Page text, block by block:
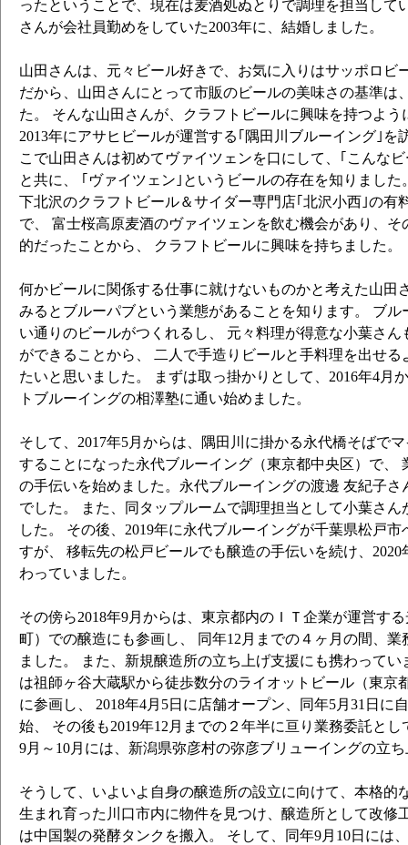
ったということで、現在は麦酒処ぬとりで調理を担当して
さんが会社員勤めをしていた2003年に、結婚しました。
山田さんは、元々ビール好きで、お気に入りはサッポロビ
だから、山田さんにとって市販のビールの美味さの基準は
た。 そんな山田さんが、クラフトビールに興味を持つよう
2013年にアサヒビールが運営する｢隅田川ブルーイング｣を
こで山田さんは初めてヴァイツェンを口にして、｢こんな
と共に、 ｢ヴァイツェン｣というビールの存在を知りまし
下北沢のクラフトビール＆サイダー専門店｢北沢小西｣の有
で、 富士桜高原麦酒のヴァイツェンを飲む機会があり、
的だったことから、 クラフトビールに興味を持ちました。
何かビールに関係する仕事に就けないものかと考えた山田
みるとブルーパブという業態があることを知ります。 ブル
い通りのビールがつくれるし、 元々料理が得意な小葉さ
ができることから、 二人で手造りビールと手料理を出せ
たいと思いました。 まずは取っ掛かりとして、2016年4月
トブルーイングの相澤塾に通い始めました。
そして、2017年5月からは、隅田川に掛かる永代橋そばで
することになった永代ブルーイング（東京都中央区）で、
の手伝いを始めました。永代ブルーイングの渡邊 友紀子さ
でした。 また、同タップルームで調理担当として小葉さ
した。 その後、2019年に永代ブルーイングが千葉県松戸
すが、 移転先の松戸ビールでも醸造の手伝いを続け、2020
わっていました。
その傍ら2018年9月からは、東京都内のＩＴ企業が運営す
町）での醸造にも参画し、 同年12月までの４ヶ月の間、
ました。 また、新規醸造所の立ち上げ支援にも携わってい
は祖師ヶ谷大蔵駅から徒歩数分のライオットビール（東京
に参画し、 2018年4月5日に店舗オープン、同年5月31日に
始、 その後も2019年12月までの２年半に亘り業務委託とし
9月～10月には、新潟県弥彦村の弥彦ブリューイングの立
そうして、いよいよ自身の醸造所の設立に向けて、本格的
生まれ育った川口市内に物件を見つけ、醸造所として改修
は中国製の発酵タンクを搬入。 そして、同年9月10日には